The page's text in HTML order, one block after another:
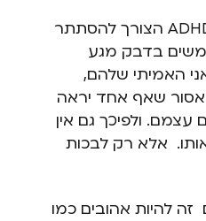
למבוגרים וילדים עם ADHD הצורך להסתתר
בדבק מגע
האמיתי שלהם,
שאף אחד יראה
עצמם. ולפיכך גם אין
אלא רק לבכות
להיות אהובים כמו